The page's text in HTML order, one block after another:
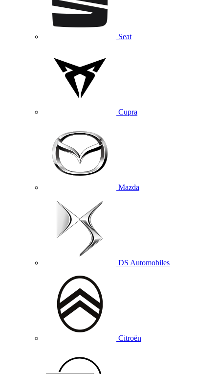
Seat
Cupra
Mazda
DS Automobiles
Citroën